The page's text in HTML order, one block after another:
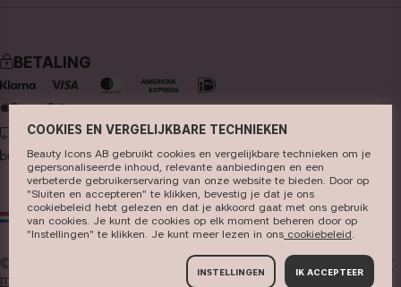
Pinterest
make-up
huidverzorging
haarverzorging
parfum
kwasten & tools
kits & sets
BETALING
LEVERING
NL EUR
© 2026 Beauty Icons AB. We gebruiken cookies -
lees hier
meer
COOKIES EN VERGELIJKBARE TECHNIEKEN
Beauty Icons AB gebruikt cookies en vergelijkbare technieken om je
gepersonaliseerde inhoud, relevante aanbiedingen en een
verbeterde gebruikerservaring van onze website te bieden. Door op
"Sluiten en accepteren" te klikken, bevestig je dat je ons
cookiebeleid hebt gelezen en dat je akkoord gaat met ons gebruik
van cookies. Je kunt de cookies op elk moment beheren door op
"Instellingen" te klikken. Je kunt meer lezen in ons cookiebeleid​.
INSTELLINGEN IK ACCEPTEER